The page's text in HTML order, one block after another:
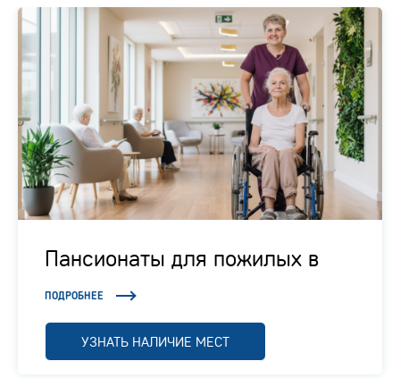
Пансионаты для пожилых в
Подмосковье
ПОДРОБНЕЕ
УЗНАТЬ НАЛИЧИЕ МЕСТ